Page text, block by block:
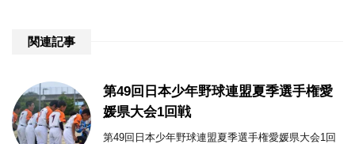
関連記事
第49回日本少年野球連盟夏季選手権愛
媛県大会1回戦
第49回日本少年野球連盟夏季選手権愛媛県大会1回